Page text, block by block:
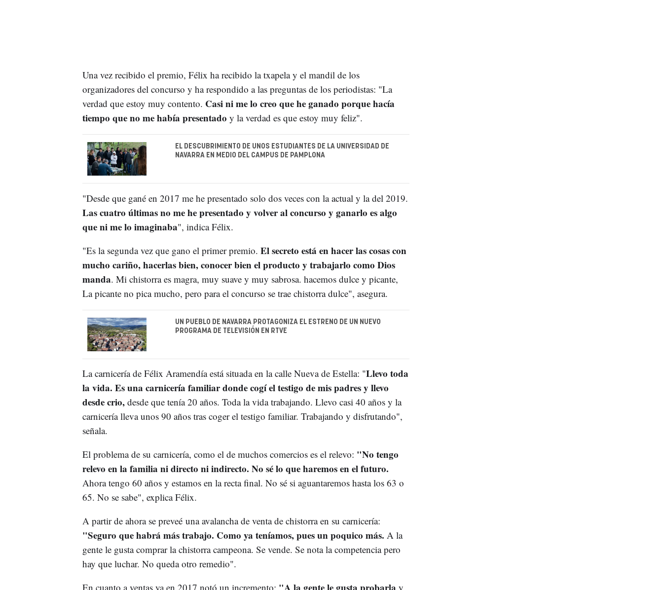
Una vez recibido el premio, Félix ha recibido la txapela y el mandil de los
organizadores del concurso y ha respondido a las preguntas de los periodistas: "La
verdad que estoy muy contento. Casi ni me lo creo que he ganado porque hacía
tiempo que no me había presentado y la verdad es que estoy muy feliz".
EL DESCUBRIMIENTO DE UNOS ESTUDIANTES DE LA UNIVERSIDAD DE
NAVARRA EN MEDIO DEL CAMPUS DE PAMPLONA
"Desde que gané en 2017 me he presentado solo dos veces con la actual y la del 2019.
Las cuatro últimas no me he presentado y volver al concurso y ganarlo es algo
que ni me lo imaginaba", indica Félix.
"Es la segunda vez que gano el primer premio. El secreto está en hacer las cosas con
mucho cariño, hacerlas bien, conocer bien el producto y trabajarlo como Dios
manda. Mi chistorra es magra, muy suave y muy sabrosa. hacemos dulce y picante,
La picante no pica mucho, pero para el concurso se trae chistorra dulce", asegura.
UN PUEBLO DE NAVARRA PROTAGONIZA EL ESTRENO DE UN NUEVO
PROGRAMA DE TELEVISIÓN EN RTVE
La carnicería de Félix Aramendía está situada en la calle Nueva de Estella: "Llevo toda
la vida. Es una carnicería familiar donde cogí el testigo de mis padres y llevo
desde crio,desde que tenía 20 años. Toda la vida trabajando. Llevo casi 40 años y la
carnicería lleva unos 90 años tras coger el testigo familiar. Trabajando y disfrutando",
señala.
El problema de su carnicería, como el de muchos comercios es el relevo: "No tengo
relevo en la familia ni directo ni indirecto. No sé lo que haremos en el futuro.
Ahora tengo 60 años y estamos en la recta final. No sé si aguantaremos hasta los 63 o
65. No se sabe", explica Félix.
A partir de ahora se preveé una avalancha de venta de chistorra en su carnicería:
"Seguro que habrá más trabajo. Como ya teníamos, pues un poquico más. A la
gente le gusta comprar la chistorra campeona. Se vende. Se nota la competencia pero
hay que luchar. No queda otro remedio".
En cuanto a ventas ya en 2017 notó un incremento:
y